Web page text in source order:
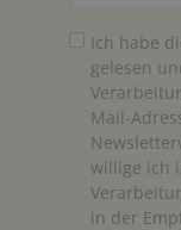
Ich habe
gelesen
Mail-
willige ich
in der